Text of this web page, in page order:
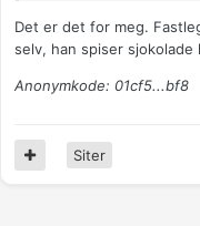
Det er det for meg.
selv, han spiser sjokolade
Anonymkode: 01cf5...bf8
Siter